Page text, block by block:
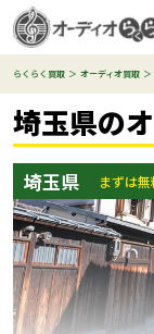
らくらく買取 オーディオ買取
埼玉県の
埼玉県 まずは